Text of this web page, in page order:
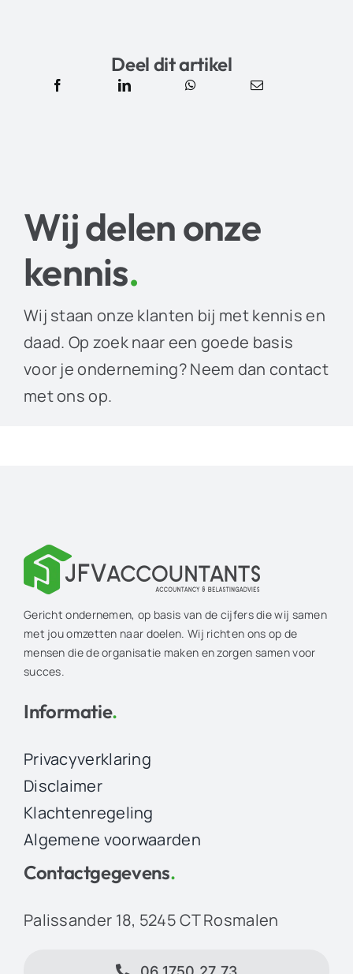
Deel dit artikel
Wij delen onze
kennis.
Wij staan onze klanten bij met kennis en
daad. Op zoek naar een goede basis
voor je onderneming? Neem dan contact
met ons op.
Gericht ondernemen, op basis van de cijfers die wij samen
met jou omzetten naar doelen. Wij richten ons op de
mensen die de organisatie maken en zorgen samen voor
succes.
Informatie.
Privacyverklaring
Disclaimer
Klachtenregeling
Algemene voorwaarden
Contactgegevens.
Palissander 18, 5245 CT Rosmalen